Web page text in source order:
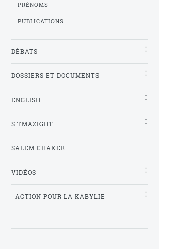
PRÉNOMS
PUBLICATIONS
DÉBATS
DOSSIERS ET DOCUMENTS
ENGLISH
S TMAZIGHT
SALEM CHAKER
VIDÉOS
_ACTION POUR LA KABYLIE